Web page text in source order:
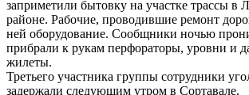
заприметили бытовку на участке трассы в
районе. Рабочие, проводившие ремонт
ней оборудование. Сообщники ночью
прибрали к рукам перфораторы, уровни и
жилеты.
Третьего участника группы сотрудники
задержали следующим утром в Сортавале.